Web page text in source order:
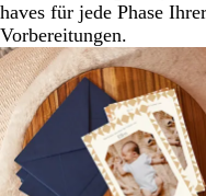
haves für jede Phase Ihrer
Vorbereitungen.